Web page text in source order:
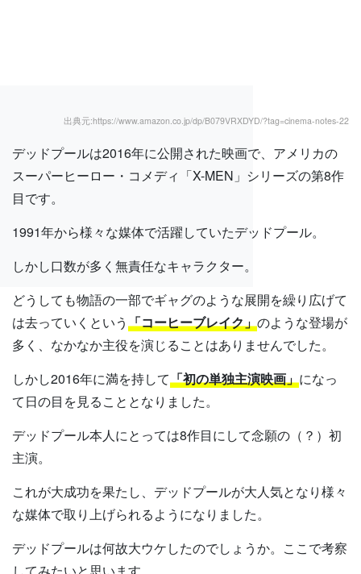
出典元:https://www.amazon.co.jp/dp/B079VRXDYD/?tag=cinema-notes-22
デッドプールは2016年に公開された映画で、アメリカの
スーパーヒーロー・コメディ「X-MEN」シリーズの第8作
目です。
1991年から様々な媒体で活躍していたデッドプール。
しかし口数が多く無責任なキャラクター。
どうしても物語の一部でギャグのような展開を繰り広げて
は去っていくという「コーヒーブレイク」のような登場が
多く、なかなか主役を演じることはありませんでした。
しかし2016年に満を持して「初の単独主演映画」になっ
て日の目を見ることとなりました。
デッドプール本人にとっては8作目にして念願の（？）初
主演。
これが大成功を果たし、デッドプールが大人気となり様々
な媒体で取り上げられるようになりました。
デッドプールは何故大ウケしたのでしょうか。ここで考察
してみたいと思います。